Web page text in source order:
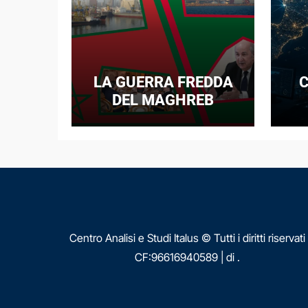
LA GUERRA FREDDA
DEL MAGHREB
Centro Analisi e Studi Italus © Tutti i diritti riservati
CF:96616940589 di .